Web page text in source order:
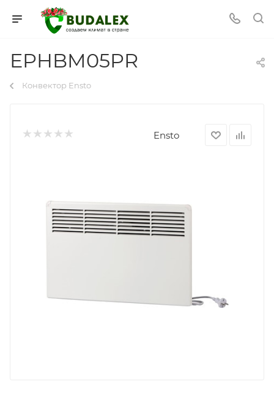
EPHBM05PR
Конвектор Ensto
Ensto